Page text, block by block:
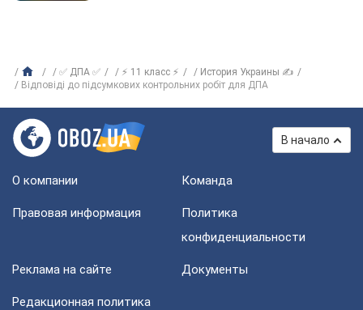
✅ ДПА ✅ ⚡ 11 класс ⚡
История Украины ✍
Відповіді до підсумкових контрольних робіт для ДПА
В начало
О компании Команда
Правовая информация
Политика
конфиденциальности
Реклама на сайте Документы
Редакционная политика